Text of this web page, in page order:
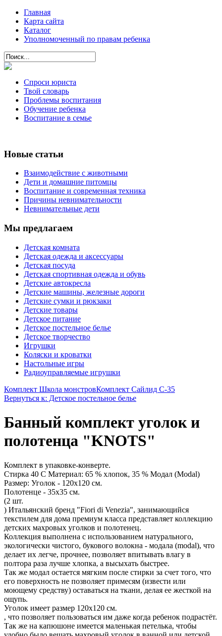
Главная
Карта сайта
Каталог
Уполномоченный по правам ребенка
Спроси юриста
Твой словарь
Проблемы воспитания
Обучение ребенка
Воспитание в семье
Новые статьи
Взаимодействие с животными
Дети и домашние питомцы
Воспитание и современная техника
Причины невнимательности
Невнимательные дети
Мы предлагаем
Детская комната
Детская одежда и аксессуары
Детская посуда
Детская спортивная одежда и обувь
Детские автокресла
Детские машины, железные дороги
Детские сумки и рюкзаки
Детские товары
Детское питание
Детское постельное белье
Детское творчество
Игрушки
Коляски и кроватки
Настольные игры
Радиоуправляемые игрушки
Комплект Школа монстровКомплект Сайлид С-35
Вернуться к: Детское постельное белье
Банный комплект уголок и
полотенца "KNOTS"
Комплект в упаковке-конверте.
Стирка 40 С Материал: 65 % хлопок, 35 % Модал (Modal)
Размер: Уголок - 120х120 см.
Полотенце - 35х35 см.
(2 шт.
) Итальянский бренд "Fiori di Venezia", занимающийся
текстилем для дома премиум класса представляет коллекцию
детских махровых уголков и полотенец.
Коллекция выполнена с использованием натурального,
экологически чистого, букового волокна - модала (modal), что
делает их легче, прочнее, позволяет впитывать влагу в
полтора раза лучше хлопка, а высыхать быстрее.
Так же модал остается мягким после стирки за счет того, что
его поверхность не позволяет примесям (извести или
моющему средству) оставаться на ткани, делая ее жесткой на
ощупь.
Уголок имеет размер 120х120 см.
, что позволяет пользоваться им даже когда ребенок подрастёт.
Так же на капюшоне имеется маленькая петелька, чтобы